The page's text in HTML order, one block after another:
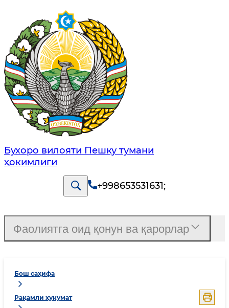
Бухоро вилояти Пешку тумани
ҳокимлиги
+998653531631;
Бош саҳифа
Рақамли ҳукумат
Фаолиятга оид қонун ва қарорлар